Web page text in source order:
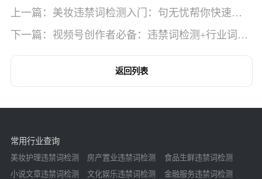
上一篇：美妆违禁词检测入门：句无忧帮你快速上
手
下一篇：视频号创作者必备：违禁词检测+行业词库
返回列表
常用行业查询
美妆护理违禁词检测 房产置业违禁词检测
食品生鲜违禁词检测
小说文章违禁词检测
文化娱乐违禁词检测 金融服务违禁词检测